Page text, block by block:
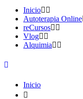
Inicio
Autoterapia Online
reCursos
Vlog
Alquimia
Inicio